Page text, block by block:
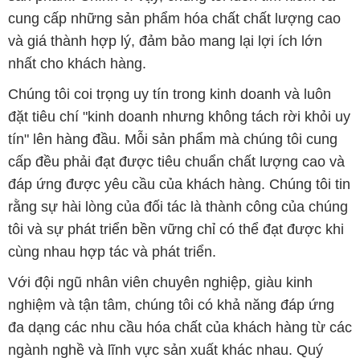
đặt tiêu chí "kinh doanh nhưng không tách rời khỏi uy
tín" lên hàng đầu. Mỗi sản phẩm mà chúng tôi cung
cấp đều phải đạt được tiêu chuẩn chất lượng cao và
đáp ứng được yêu cầu của khách hàng. Chúng tôi tin
rằng sự hài lòng của đối tác là thành công của chúng
tôi và sự phát triển bền vững chỉ có thể đạt được khi
cùng nhau hợp tác và phát triển.
Với đội ngũ nhân viên chuyên nghiệp, giàu kinh
nghiệm và tận tâm, chúng tôi có khả năng đáp ứng
đa dạng các nhu cầu hóa chất của khách hàng từ các
ngành nghề và lĩnh vực sản xuất khác nhau. Quý
khách hàng có thể tin tưởng vào sự tư vấn chuyên
nghiệp và những giải pháp tối ưu mà chúng tôi cung
cấp.
Chúng tôi cam kết cung cấp những sản phẩm hóa